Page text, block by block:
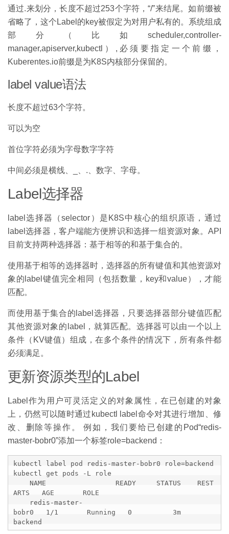
通过.来划分，长度不超过253个字符，“/”来结尾。如前缀被
省略了，这个Label的key被假定为对用户私有的。系统组成
部分（比如scheduler,controller-
manager,apiserver,kubectl）,必须要指定一个前缀，
Kuberentes.io前缀是为K8S内核部分保留的。
label value语法
长度不超过63个字符。
可以为空
首位字符必须为字母数字字符
中间必须是横线、_、.、数字、字母。
Label选择器
label选择器（selector）是K8S中核心的组织原语，通过
label选择器，客户端能方便辨识和选择一组资源对象。API
目前支持两种选择器：基于相等的和基于集合的。
使用基于相等的选择器时，选择器的所有键值和其他资源对
象的label键值完全相同（包括数量，key和value），才能
匹配。
而使用基于集合的label选择器，只要选择器部分键值匹配
其他资源对象的label，就算匹配。选择器可以由一个以上
条件（KV键值）组成，在多个条件的情况下，所有条件都
必须满足。
更新资源类型的Label
Label作为用户可灵活定义的对象属性，在已创建的对象
上，仍然可以随时通过kubectl label命令对其进行增加、修
改、删除等操作。 例如，我们要给已创建的Pod“redis-
master-bobr0”添加一个标签role=backend：
kubectl label pod redis-master-bobr0 role=backend
kubectl get pods -L role
NAME                 READY     STATUS    REST
ARTS   AGE       ROLE
redis-master-
bobr0   1/1       Running   0          3m
backend